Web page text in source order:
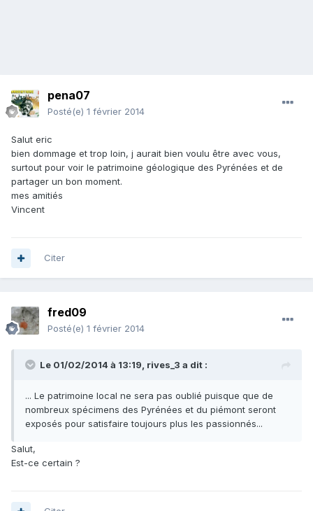
pena07
Posté(e) 1 février 2014
Salut eric
bien dommage et trop loin, j aurait bien voulu être avec vous,
surtout pour voir le patrimoine géologique des Pyrénées et de
partager un bon moment.
mes amitiés
Vincent
Citer
fred09
Posté(e) 1 février 2014
Le 01/02/2014 à 13:19, rives_3 a dit :
... Le patrimoine local ne sera pas oublié puisque que de
nombreux spécimens des Pyrénées et du piémont seront
exposés pour satisfaire toujours plus les passionnés...
Salut,
Est-ce certain ?